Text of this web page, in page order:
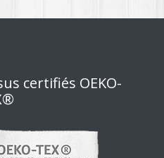
certifiés OEKO-